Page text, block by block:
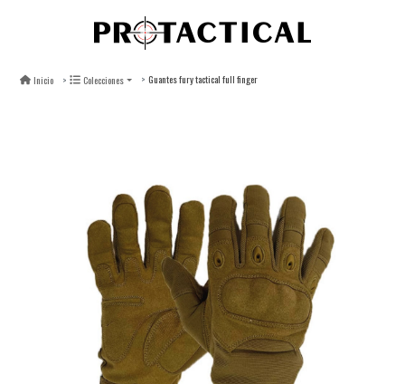
Inicio Colecciones Guantes fury tactical full finger